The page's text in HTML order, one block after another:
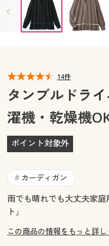
カタログ無料プレゼ
マイページ
閲覧履歴
お気に入り
サポート
ご利用ガイド
よくある質問とお問
会員メニュー
閲覧履歴
お気に入り
サポート
よくある質問とお問
14件
タンブルドラ
濯機・乾燥機
ポイント対象外
# カーディガン
雨でも晴れでも大丈夫家
ト」
この商品の情報をもっと詳し